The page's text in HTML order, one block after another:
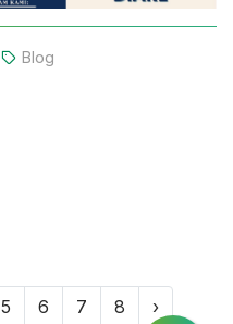
Blog
5 6 7 8 ›